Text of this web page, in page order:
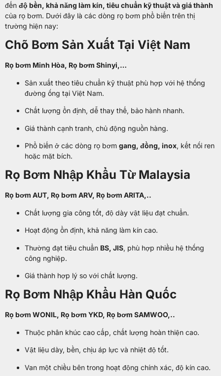
đến độ bền, khả năng làm kín, tiêu chuẩn kỹ thuật và giá thành
của rọ bơm. Dưới đây là các dòng rọ bơm phổ biến trên thị
trường hiện nay:
Chõ Bơm Sản Xuất Tại Việt Nam
Rọ bơm Minh Hòa, Rọ bơm Shinyi,…
Sản xuất theo tiêu chuẩn kỹ thuật phù hợp với hệ thống
đường ống tại Việt Nam.
Chất lượng ổn định, dễ thay thế, bảo hành nhanh.
Giá thành cạnh tranh, chủ động nguồn hàng.
Phổ biến ở các dòng rọ bơm gang, đồng, inox, kết nối ren
hoặc mặt bích.
Rọ Bơm Nhập Khẩu Từ Malaysia
Rọ bơm AUT, Rọ bơm ARV, Rọ bơm ARITA,..
Chất lượng gia công tốt, độ dày vật liệu đạt chuẩn.
Hoạt động ổn định, khả năng làm kín cao.
Thường đạt tiêu chuẩn BS, JIS, phù hợp nhiều hệ thống
công nghiệp.
Giá thành hợp lý so với chất lượng.
Rọ Bơm Nhập Khẩu Hàn Quốc
Rọ bơm WONIL, Rọ bơm YKD, Rọ bơm SAMWOO,..
Thuộc phân khúc cao cấp, chất lượng hoàn thiện cao.
Vật liệu dày, bền, chịu áp lực và nhiệt độ tốt.
Van một chiều bên trong hoạt động chính xác, độ kín cao.